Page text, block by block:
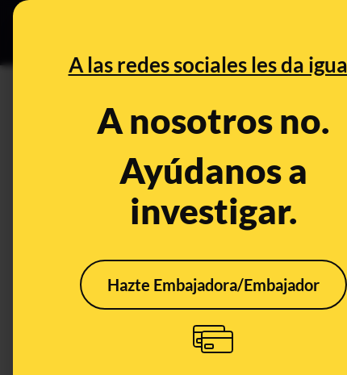
A las redes sociales les da
A nosotros no.
Ayúdanos a
investigar.
Hazte Embajadora/Embajador
Cómo te intentan timar por
producto que vendes pero
May 6, 2021, 7:18:38 PM